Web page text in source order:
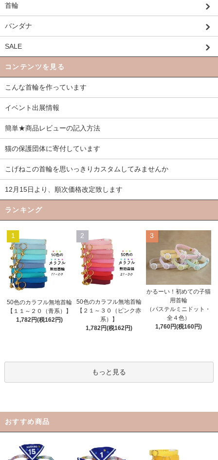
首輪
バンダナ
SALE
コンテンツを見る
こんな首輪を作っています
イベント出展情報
簡単★商品レビューの記入方法
猫の保護団体に寄付しています
こげねこの首輪を思いっきりカスタムしてみませんか
12月15日より、順次価格改定致します
ランキング
1
50色のカラフル無地首輪
【１１～２０（青系）】
1,782円(税162円)
2
50色のカラフル無地首輪
【２１～３０（ピンク赤
系）】
1,782円(税162円)
3
かるーい！初めての子猫
用首輪
（パステルミニドット・
全４色）
1,760円(税160円)
もっと見る
おすすめ商品